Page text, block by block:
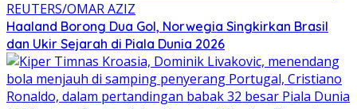
Haaland Borong Dua Gol, Norwegia Singkirkan Brasil
dan Ukir Sejarah di Piala Dunia 2026